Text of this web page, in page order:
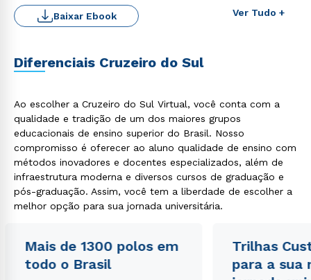
Ver Tudo +
Baixar Ebook
Diferenciais Cruzeiro do Sul
Ao escolher a Cruzeiro do Sul Virtual, você conta com a
qualidade e tradição de um dos maiores grupos
educacionais de ensino superior do Brasil. Nosso
compromisso é oferecer ao aluno qualidade de ensino com
métodos inovadores e docentes especializados, além de
infraestrutura moderna e diversos cursos de graduação e
pós-graduação. Assim, você tem a liberdade de escolher a
melhor opção para sua jornada universitária.
Mais de 1300 polos em
todo o Brasil
Trilhas
para a sua
Rápido e fácil
WhatsApp
ou